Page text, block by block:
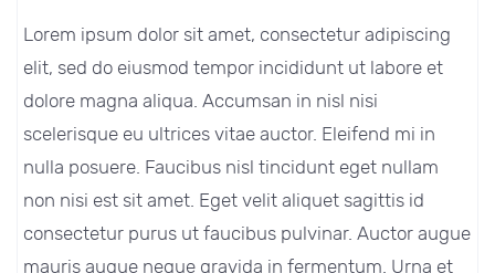
Lorem ipsum dolor sit amet, consectetur adipiscing
elit, sed do eiusmod tempor incididunt ut labore et
dolore magna aliqua. Accumsan in nisl nisi
scelerisque eu ultrices vitae auctor. Eleifend mi in
nulla posuere. Faucibus nisl tincidunt eget nullam
non nisi est sit amet. Eget velit aliquet sagittis id
consectetur purus ut faucibus pulvinar. Auctor augue
mauris augue neque gravida in fermentum. Urna et